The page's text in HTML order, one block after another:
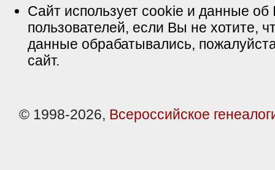
Сайт использует cookie и данные об
пользователей, если Вы не хотите,
данные обрабатывались,
сайт.
© 1998-2026, Всероссийское